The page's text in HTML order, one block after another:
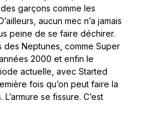
garçons comme les
aucun mec n’a jamais
peine de se faire déchirer.
des Neptunes, comme Super
2000 et enfin le
actuelle, avec Started
fois qu’on peut faire la
se fissure. C’est